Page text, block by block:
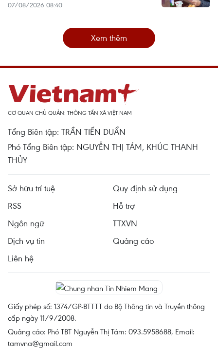
07/08/2026 08:40
Xem thêm
CƠ QUAN CHỦ QUẢN: THÔNG TẤN XÃ VIỆT NAM
Tổng Biên tập: TRẦN TIẾN DUẨN
Phó Tổng Biên tập: NGUYỄN THỊ TÁM, KHÚC THANH
THỦY
Sở hữu trí tuệ
Quy định sử dụng
RSS
Hỗ trợ
Ngôn ngữ
TTXVN
Dịch vụ tin
Quảng cáo
Liên hệ
Giấy phép số: 1374/GP-BTTTT do Bộ Thông tin và Truyền thông
cấp ngày 11/9/2008.
Quảng cáo: Phó TBT Nguyễn Thị Tám: 093.5958688, Email:
tamvna@gmail.com